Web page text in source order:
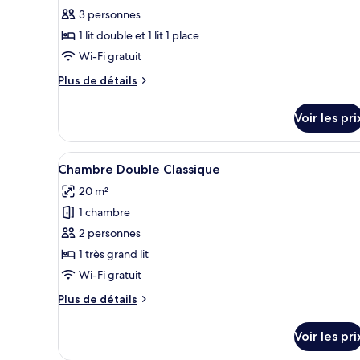
pour
ce
type
chambre :
Classique
3 personnes
1 lit double et 1 lit 1 place
Wi-Fi gratuit
Plus de détails
Plus
le
type
de
Chambre
Triple
Classique
Voir les
Afficher
toutes
les
photos
pour
ce
type
chambre :
Une chambre à coucher
1
Chambre Double Classique
20 m²
1 chambre
2 personnes
1 très grand lit
Wi-Fi gratuit
Plus de détails
Plus
le
Voir les